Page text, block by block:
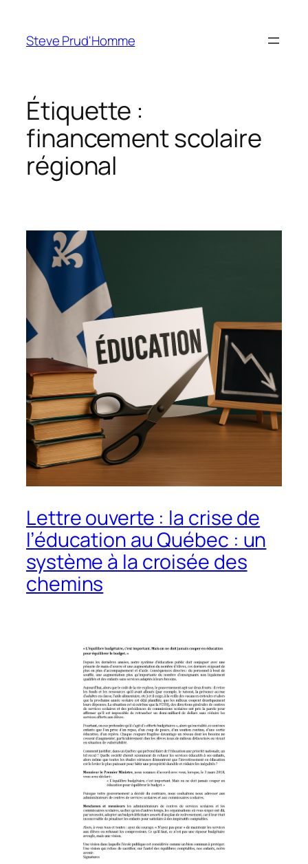
contenu
Steve Prud'Homme
Étiquette :
financement scolaire
régional
Lettre ouverte : la crise de
l’éducation au Québec : un
système à la croisée des
chemins